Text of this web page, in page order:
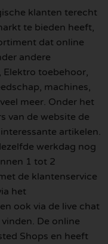
klanten terecht
te bieden heeft,
dat online
andere
Elektro toebehoor,
machines,
meer. Onder het
van de website de
artikelen.
werkdag nog
1 tot 2
de klantenservice
het
ook via de live chat
De online
Shops en heeft